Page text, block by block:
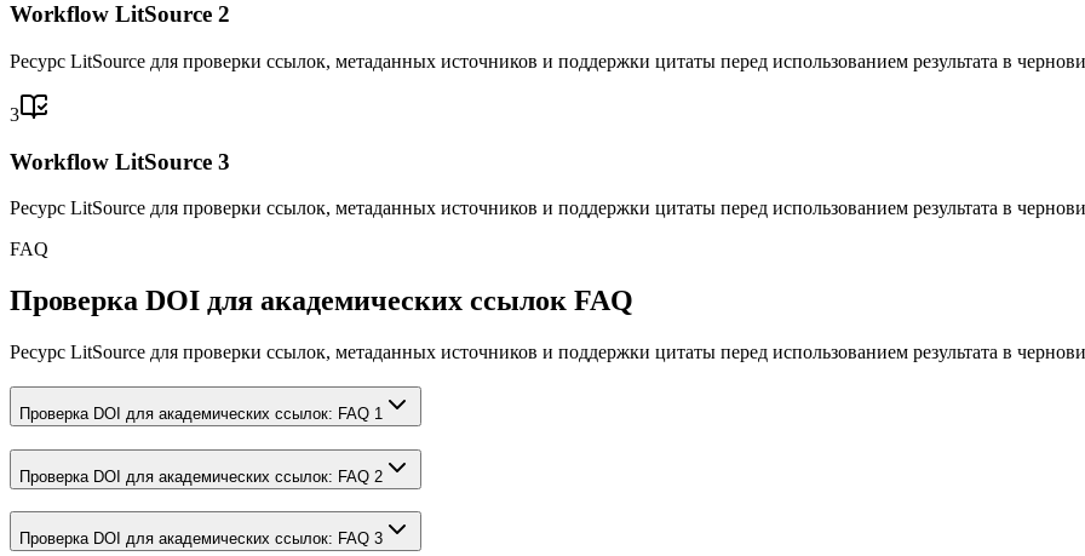
Workflow LitSource 2
Ресурс LitSource для проверки ссылок, метаданных источников и поддержки цитаты перед использованием результата в
3
Workflow LitSource 3
Ресурс LitSource для проверки ссылок, метаданных источников и поддержки цитаты перед использованием результата в
FAQ
Проверка DOI для академических ссылок FAQ
Ресурс LitSource для проверки ссылок, метаданных источников и поддержки цитаты перед использованием результата в
Проверка DOI для академических ссылок: FAQ 1
Проверка DOI для академических ссылок: FAQ 2
Проверка DOI для академических ссылок: FAQ 3